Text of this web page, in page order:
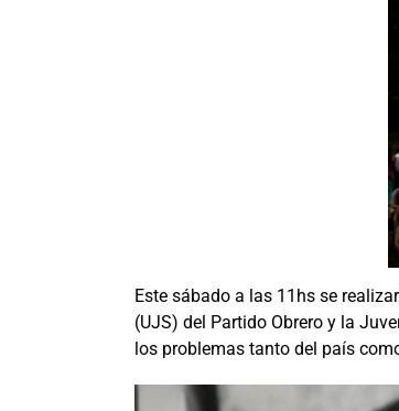
Este sábado a las 11hs se
(UJS) del Partido Obrero y la
los problemas tanto del país